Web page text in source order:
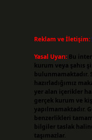
Reklam ve İletişim:
Yasal Uyarı: Bu
kurum veya şahıs
bulunmamaktadır.
hazırladığımız
yer alan içerikler
gerçek kurum ve
yapılmamaktadır.
benzerlikleri
bilgiler taslak
taşımazlar.